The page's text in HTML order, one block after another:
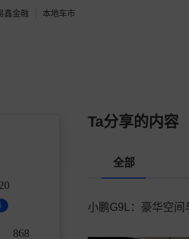
鑫金融 本地车市
868
Ta分享的内容
全部
小鹏G9L：豪华空